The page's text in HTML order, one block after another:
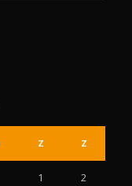
Z Z
1 2